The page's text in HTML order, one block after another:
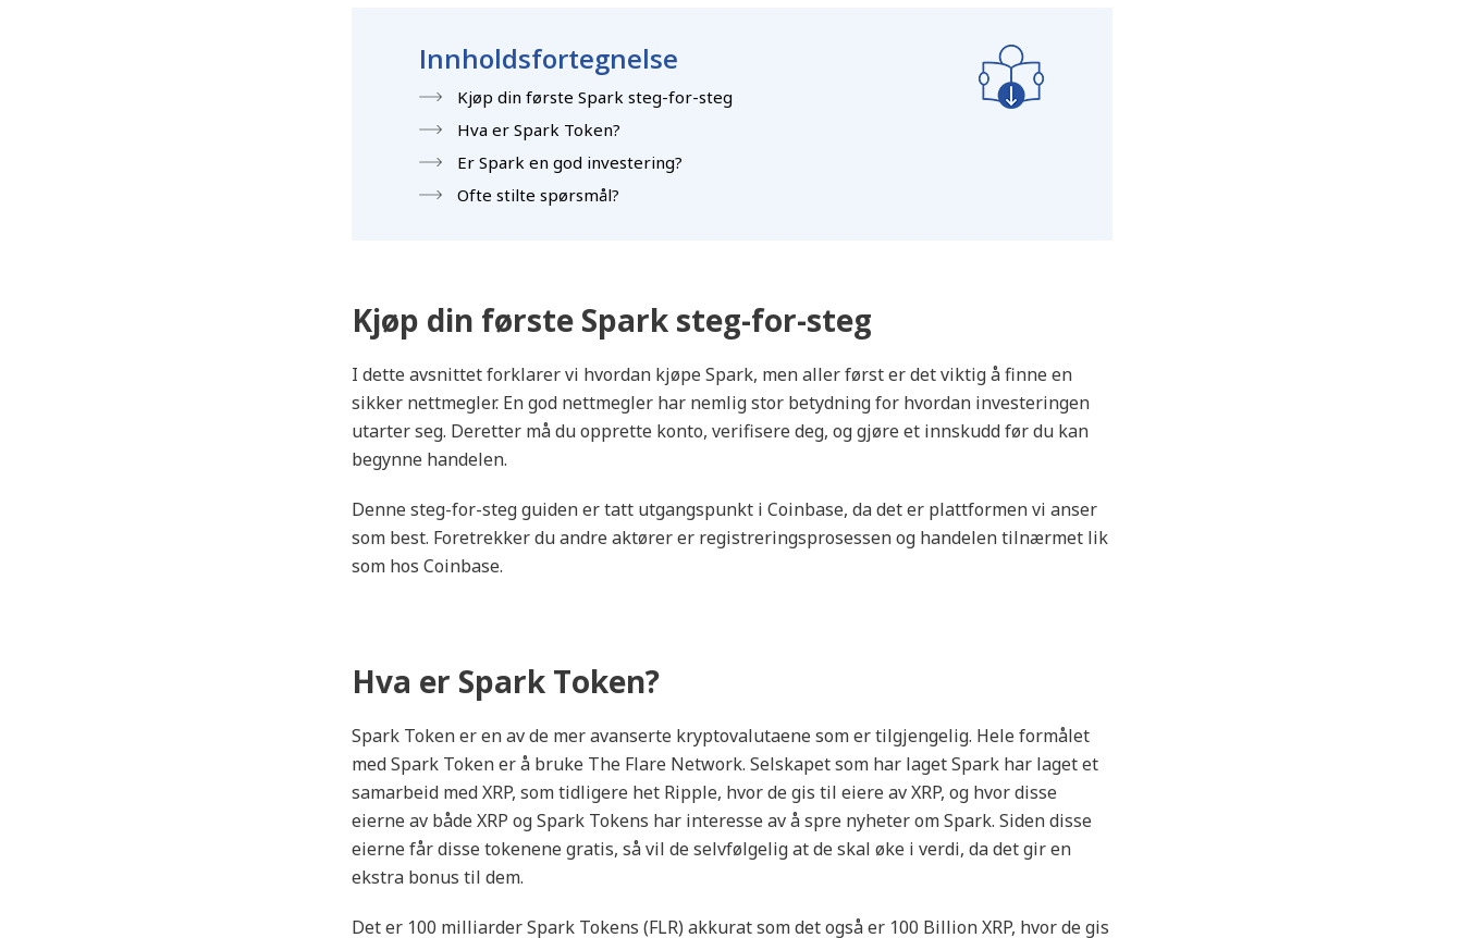
Innholdsfortegnelse
Kjøp din første Spark steg-for-steg
Hva er Spark Token?
Er Spark en god investering?
Ofte stilte spørsmål?
Kjøp din første Spark steg-for-steg
I dette avsnittet forklarer vi hvordan kjøpe Spark, men aller først er det viktig å finne en
sikker nettmegler. En god nettmegler har nemlig stor betydning for hvordan investeringen
utarter seg. Deretter må du opprette konto, verifisere deg, og gjøre et innskudd før du kan
begynne handelen.
Denne steg-for-steg guiden er tatt utgangspunkt i Coinbase, da det er plattformen vi anser
som best. Foretrekker du andre aktører er registreringsprosessen og handelen tilnærmet lik
som hos Coinbase.
Hva er Spark Token?
Spark Token er en av de mer avanserte kryptovalutaene som er tilgjengelig. Hele formålet
med Spark Token er å bruke The Flare Network. Selskapet som har laget Spark har laget et
samarbeid med XRP, som tidligere het Ripple, hvor de gis til eiere av XRP, og hvor disse
eierne av både XRP og Spark Tokens har interesse av å spre nyheter om Spark. Siden disse
eierne får disse tokenene gratis, så vil de selvfølgelig at de skal øke i verdi, da det gir en
ekstra bonus til dem.
Det er 100 milliarder Spark Tokens (FLR) akkurat som det også er 100 Billion XRP, hvor de gis